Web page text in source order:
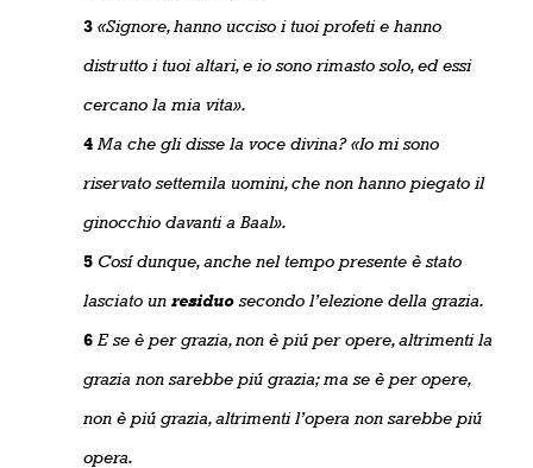
3 «Signore, hanno ucciso i tuoi profeti e hanno
distrutto i tuoi altari, e io sono rimasto solo, ed essi
cercano la mia vita».
4 Ma che gli disse la voce divina? «Io mi sono
riservato settemila uomini, che non hanno piegato il
ginocchio davanti a Baal».
5 Cosí dunque, anche nel tempo presente è stato
lasciato un residuo secondo l’elezione della grazia.
6 E se è per grazia, non è piú per opere, altrimenti la
grazia non sarebbe piú grazia; ma se è per opere,
non è piú grazia, altrimenti l’opera non sarebbe piú
opera.